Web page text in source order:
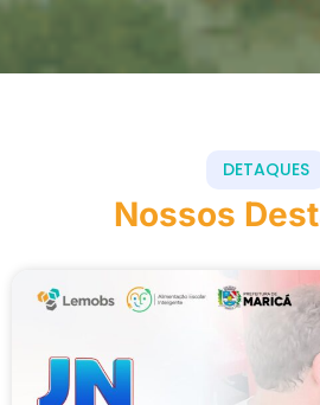
DETAQUES
Nossos